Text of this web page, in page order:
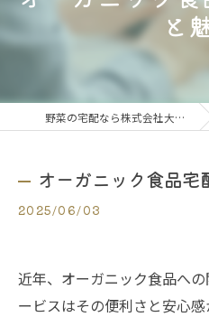
と
野菜の宅配なら株式会社大阪愛農食品センター
オーガニック食品宅
2025/06/03
近年、オーガニック食品へ
ービスはその便利さと安心